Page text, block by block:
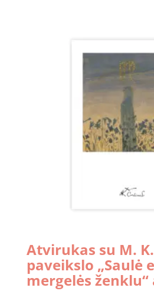
Atvirukas su M.
paveikslo „Saulė
mergelės